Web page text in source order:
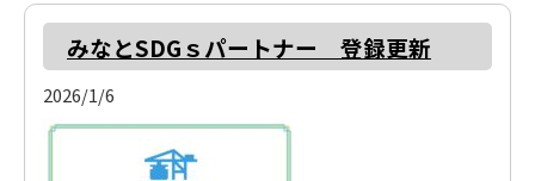
みなとSDGｓパートナー 登録更新
2026/1/6